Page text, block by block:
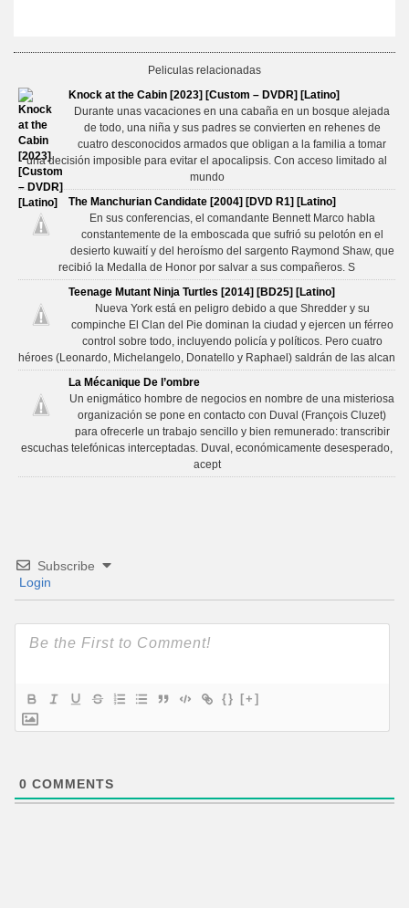
Peliculas relacionadas
Knock at the Cabin [2023] [Custom – DVDR] [Latino]
Durante unas vacaciones en una cabaña en un bosque alejada
de todo, una niña y sus padres se convierten en rehenes de
cuatro desconocidos armados que obligan a la familia a tomar
una decisión imposible para evitar el apocalipsis. Con acceso limitado al
mundo
The Manchurian Candidate [2004] [DVD R1] [Latino]
En sus conferencias, el comandante Bennett Marco habla
constantemente de la emboscada que sufrió su pelotón en el
desierto kuwaití y del heroísmo del sargento Raymond Shaw, que
recibió la Medalla de Honor por salvar a sus compañeros. S
Teenage Mutant Ninja Turtles [2014] [BD25] [Latino]
Nueva York está en peligro debido a que Shredder y su
compinche El Clan del Pie dominan la ciudad y ejercen un férreo
control sobre todo, incluyendo policía y políticos. Pero cuatro
héroes (Leonardo, Michelangelo, Donatello y Raphael) saldrán de las alcan
La Mécanique De l’ombre
Un enigmático hombre de negocios en nombre de una misteriosa
organización se pone en contacto con Duval (François Cluzet)
para ofrecerle un trabajo sencillo y bien remunerado: transcribir
escuchas telefónicas interceptadas. Duval, económicamente desesperado,
acept
Subscribe
Login
{} [+]
0 COMMENTS